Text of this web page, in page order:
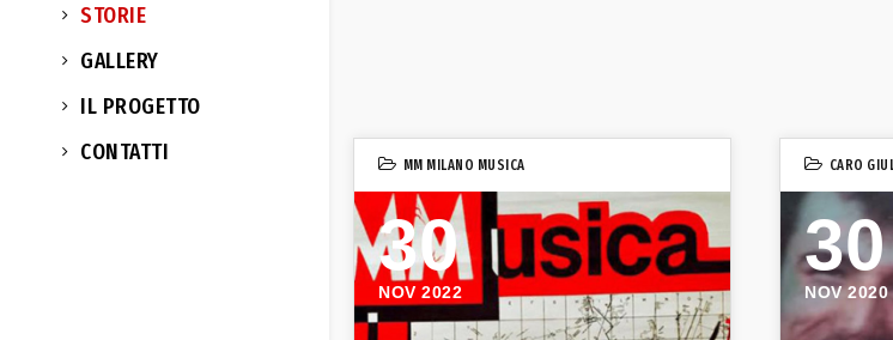
STORIE
GALLERY
IL PROGETTO
CONTATTI
MM MILANO MUSICA
30
NOV 2022
CARO
30
NOV 2020